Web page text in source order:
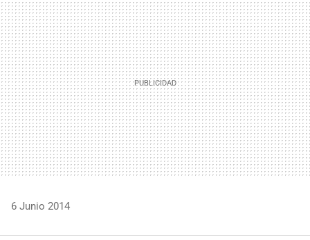
MAIL
6 Junio 2014